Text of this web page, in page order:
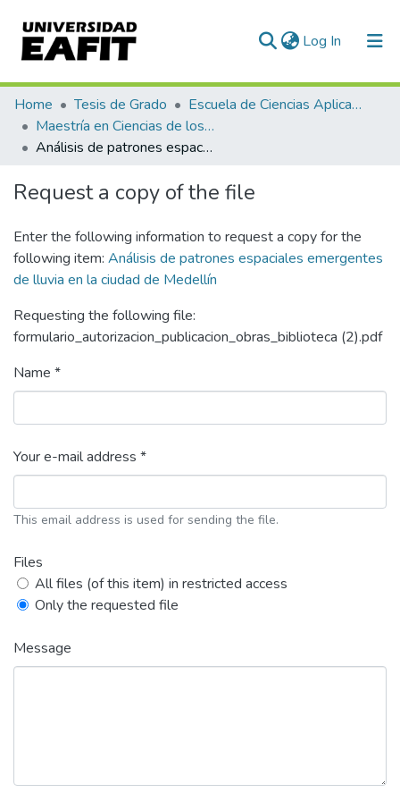
Log In (current)
Communities & Collections
All of DSpace
Home Tesis de Grado
Escuela de Ciencias Aplicadas e Ingeniería
Maestría en Ciencias de los Datos y Analítica (tesis)
Análisis de patrones espaciales emergentes de lluvia en la ciudad de Medellín
Request a copy of the file
Enter the following information to request a copy for the
following item: Análisis de patrones espaciales emergentes
de lluvia en la ciudad de Medellín
Requesting the following file:
formulario_autorizacion_publicacion_obras_biblioteca (2).pdf
Name *
Your e-mail address *
This email address is used for sending the file.
Files
All files (of this item) in restricted access
Only the requested file
Message